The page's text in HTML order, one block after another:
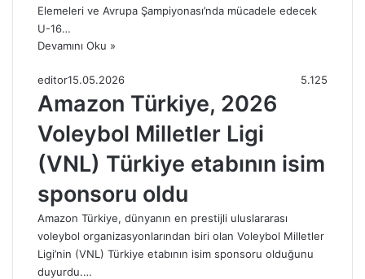
Elemeleri ve Avrupa Şampiyonası’nda mücadele edecek
U-16…
Devamını Oku »
editor15.05.2026 5.125
Amazon Türkiye, 2026
Voleybol Milletler Ligi
(VNL) Türkiye etabının isim
sponsoru oldu
Amazon Türkiye, dünyanın en prestijli uluslararası
voleybol organizasyonlarından biri olan Voleybol Milletler
Ligi’nin (VNL) Türkiye etabının isim sponsoru olduğunu
duyurdu.…